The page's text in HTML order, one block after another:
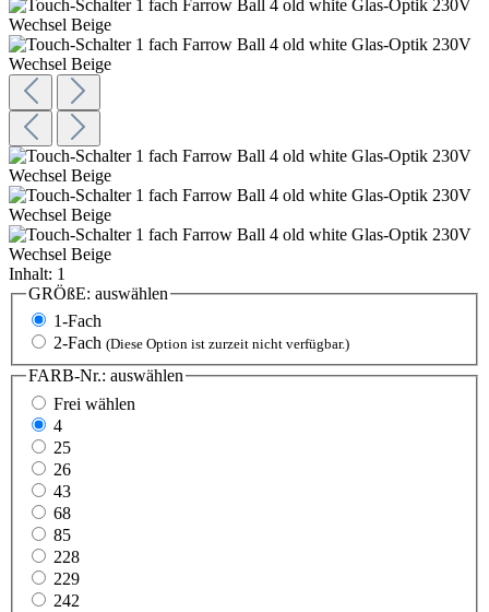
Inhalt: 1
GRÖßE: auswählen
1-Fach
2-Fach (Diese Option ist zurzeit nicht verfügbar.)
FARB-Nr.: auswählen
Frei wählen
4
25
26
43
68
85
228
229
242